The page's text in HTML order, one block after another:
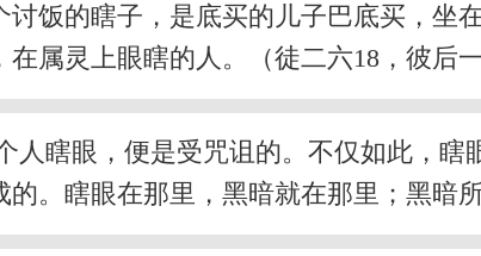
饭的瞎子，是底买的儿子巴底买，坐
属灵上眼瞎的人。（徒二六18，彼后一
人瞎眼，便是受咒诅的。不仅如此，瞎
。瞎眼在那里，黑暗就在那里；黑暗